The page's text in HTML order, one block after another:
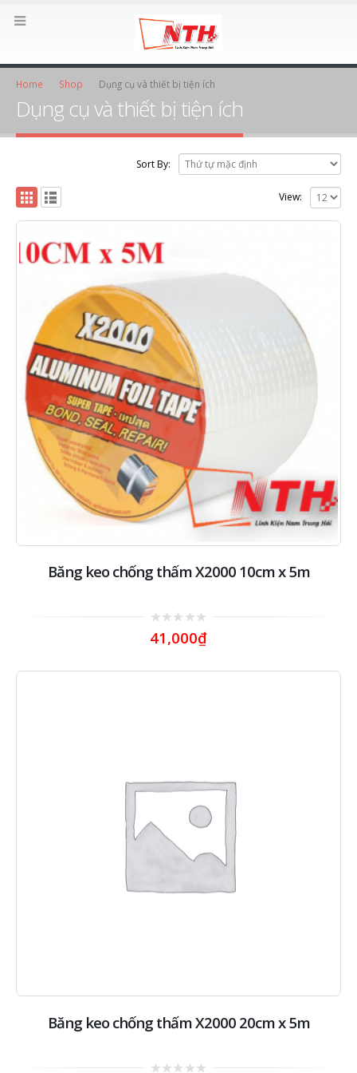
Home Shop Dụng cụ và thiết bị tiện ích
Dụng cụ và thiết bị tiện ích
Sort By:
View:
Băng keo chống thấm X2000 10cm x 5m
out
41,000₫
Băng keo chống thấm X2000 20cm x 5m